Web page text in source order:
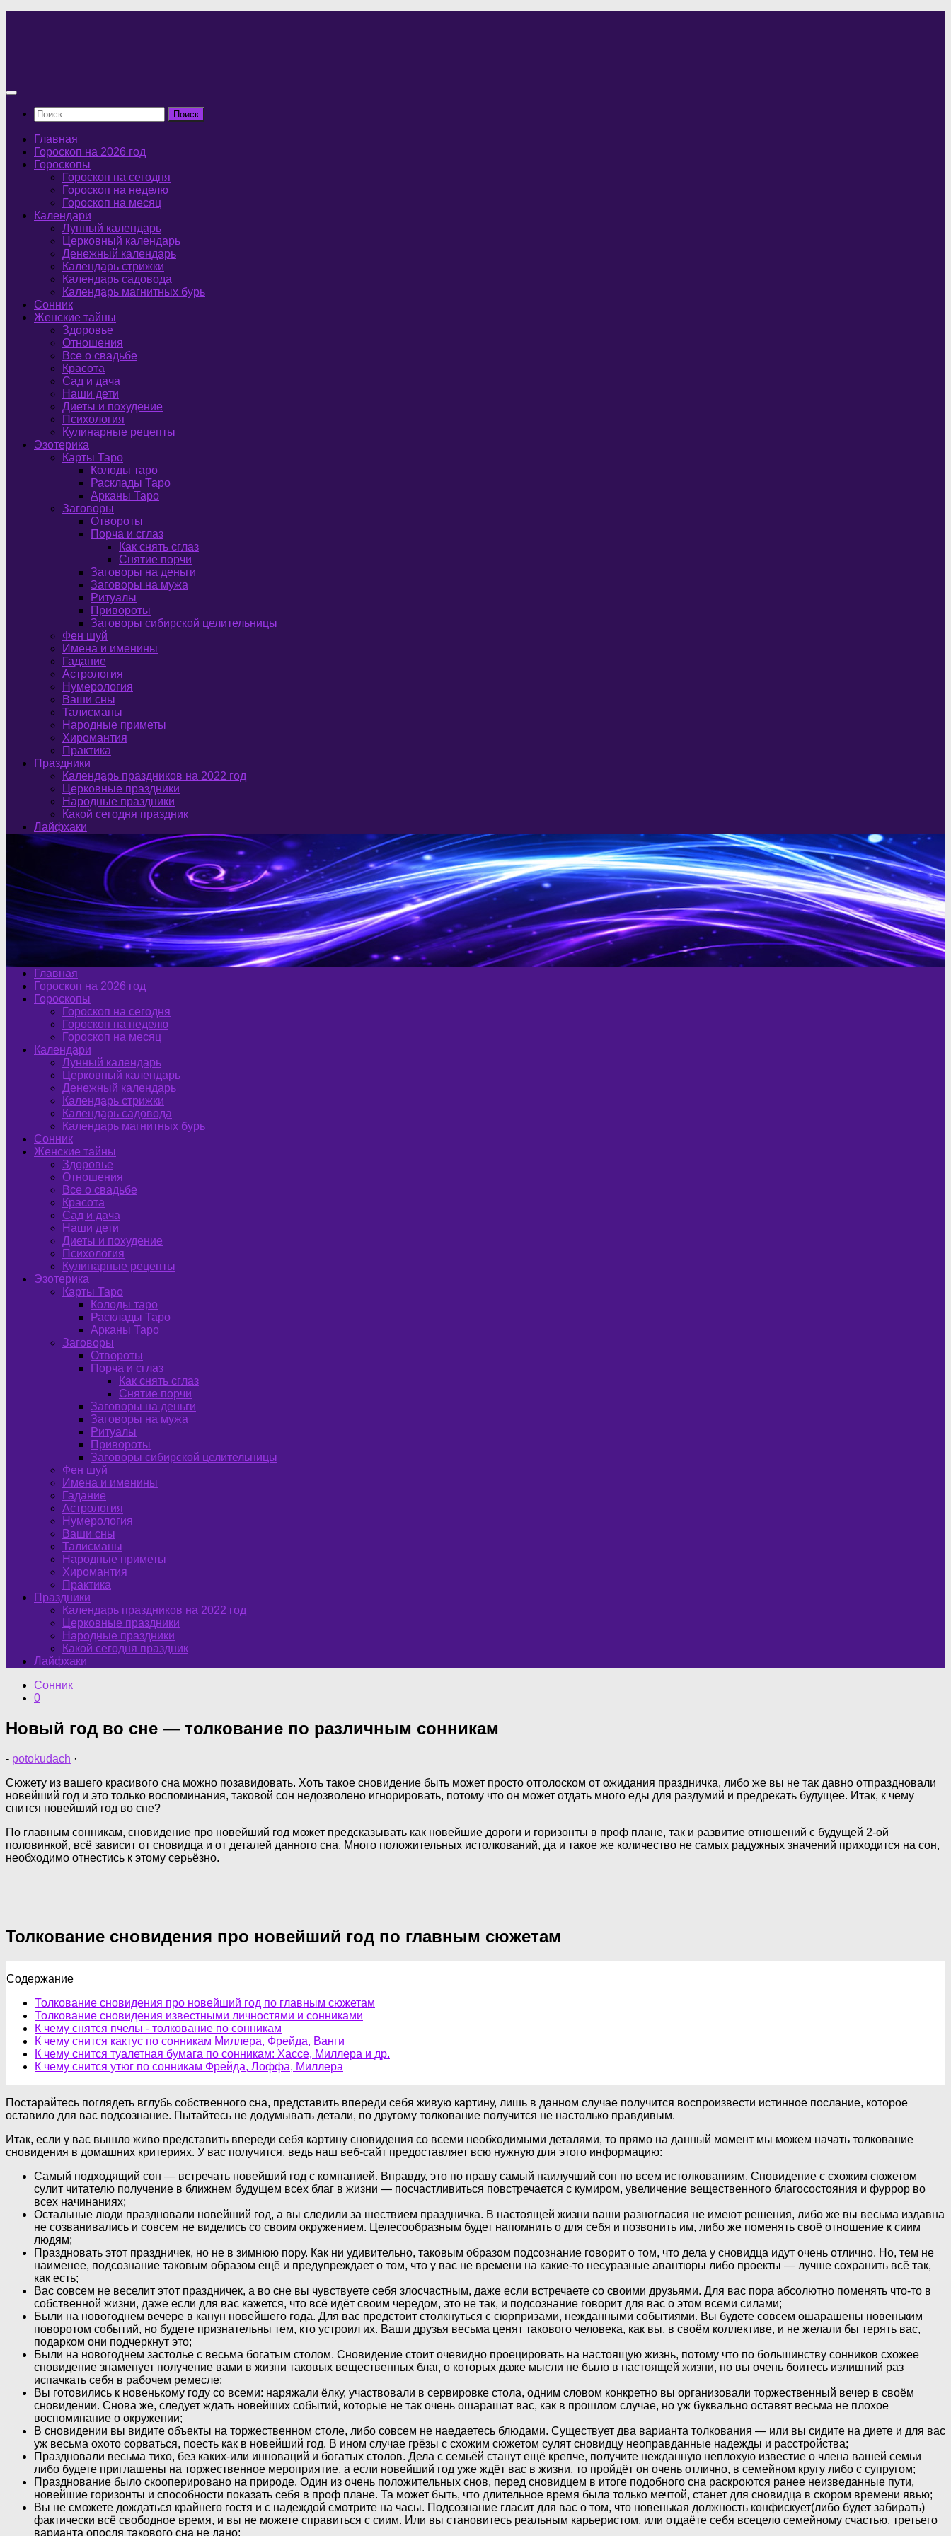
Найти:
Главная
Гороскоп на 2026 год
Гороскопы
Гороскоп на сегодня
Гороскоп на неделю
Гороскоп на месяц
Календари
Лунный календарь
Церковный календарь
Денежный календарь
Календарь стрижки
Календарь садовода
Календарь магнитных бурь
Сонник
Женские тайны
Здоровье
Отношения
Все о свадьбе
Красота
Сад и дача
Наши дети
Диеты и похудение
Психология
Кулинарные рецепты
Эзотерика
Карты Таро
Колоды таро
Расклады Таро
Арканы Таро
Заговоры
Отвороты
Порча и сглаз
Как снять сглаз
Снятие порчи
Заговоры на деньги
Заговоры на мужа
Ритуалы
Привороты
Заговоры сибирской целительницы
Фен шуй
Имена и именины
Гадание
Астрология
Нумерология
Ваши сны
Талисманы
Народные приметы
Хиромантия
Практика
Праздники
Календарь праздников на 2022 год
Церковные праздники
Народные праздники
Какой сегодня праздник
Лайфхаки
Главная
Гороскоп на 2026 год
Гороскопы
Гороскоп на сегодня
Гороскоп на неделю
Гороскоп на месяц
Календари
Лунный календарь
Церковный календарь
Денежный календарь
Календарь стрижки
Календарь садовода
Календарь магнитных бурь
Сонник
Женские тайны
Здоровье
Отношения
Все о свадьбе
Красота
Сад и дача
Наши дети
Диеты и похудение
Психология
Кулинарные рецепты
Эзотерика
Карты Таро
Колоды таро
Расклады Таро
Арканы Таро
Заговоры
Отвороты
Порча и сглаз
Как снять сглаз
Снятие порчи
Заговоры на деньги
Заговоры на мужа
Ритуалы
Привороты
Заговоры сибирской целительницы
Фен шуй
Имена и именины
Гадание
Астрология
Нумерология
Ваши сны
Талисманы
Народные приметы
Хиромантия
Практика
Праздники
Календарь праздников на 2022 год
Церковные праздники
Народные праздники
Какой сегодня праздник
Лайфхаки
Сонник
0
Новый год во сне — толкование по различным сонникам
- potokudach ·
Сюжету из вашего красивого сна можно позавидовать. Хоть такое сновидение быть может просто отголоском от ожидания праздничка, либо же вы не так давно отпраздновали
новейший год и это только воспоминания, таковой сон недозволено игнорировать, потому что он может отдать много еды для раздумий и предрекать будущее. Итак, к чему
снится новейший год во сне?
По главным сонникам, сновидение про новейший год может предсказывать как новейшие дороги и горизонты в проф плане, так и развитие отношений с будущей 2-ой
половинкой, всё зависит от сновидца и от деталей данного сна. Много положительных истолкований, да и такое же количество не самых радужных значений приходится на сон,
необходимо отнестись к этому серьёзно.
Толкование сновидения про новейший год по главным сюжетам
Содержание
Толкование сновидения про новейший год по главным сюжетам
Толкование сновидения известными личностями и сонниками
К чему снятся пчелы - толкование по сонникам
К чему снится кактус по сонникам Миллера, Фрейда, Ванги
К чему снится туалетная бумага по сонникам: Хассе, Миллера и др.
К чему снится утюг по сонникам Фрейда, Лоффа, Миллера
Постарайтесь поглядеть вглубь собственного сна, представить впереди себя живую картину, лишь в данном случае получится воспроизвести истинное послание, которое
оставило для вас подсознание. Пытайтесь не додумывать детали, по другому толкование получится не настолько правдивым.
Итак, если у вас вышло живо представить впереди себя картину сновидения со всеми необходимыми деталями, то прямо на данный момент мы можем начать толкование
сновидения в домашних критериях. У вас получится, ведь наш веб-сайт предоставляет всю нужную для этого информацию:
Самый подходящий сон — встречать новейший год с компанией. Вправду, это по праву самый наилучший сон по всем истолкованиям. Сновидение с схожим сюжетом
сулит читателю получение в ближнем будущем всех благ в жизни — посчастливиться повстречается с кумиром, увеличение вещественного благосостояния и фуррор во
всех начинаниях;
Остальные люди праздновали новейший год, а вы следили за шествием праздничка. В настоящей жизни ваши разногласия не имеют решения, либо же вы весьма издавна
не созванивались и совсем не виделись со своим окружением. Целесообразным будет напомнить о для себя и позвонить им, либо же поменять своё отношение к сиим
людям;
Праздновать этот праздничек, но не в зимнюю пору. Как ни удивительно, таковым образом подсознание говорит о том, что дела у сновидца идут очень отлично. Но, тем не
наименее, подсознание таковым образом ещё и предупреждает о том, что у вас не времени на какие-то несуразные авантюры либо проекты — лучше сохранить всё так,
как есть;
Вас совсем не веселит этот праздничек, а во сне вы чувствуете себя злосчастным, даже если встречаете со своими друзьями. Для вас пора абсолютно поменять что-то в
собственной жизни, даже если для вас кажется, что всё идёт своим чередом, это не так, и подсознание говорит для вас о этом всеми силами;
Были на новогоднем вечере в канун новейшего года. Для вас предстоит столкнуться с сюрпризами, нежданными событиями. Вы будете совсем ошарашены новеньким
поворотом событий, но будете признательны тем, кто устроил их. Ваши друзья весьма ценят такового человека, как вы, в своём коллективе, и не желали бы терять вас,
подарком они подчеркнут это;
Были на новогоднем застолье с весьма богатым столом. Сновидение стоит очевидно проецировать на настоящую жизнь, потому что по большинству сонников схожее
сновидение знаменует получение вами в жизни таковых вещественных благ, о которых даже мысли не было в настоящей жизни, но вы очень боитесь излишний раз
испачкать себя в рабочем ремесле;
Вы готовились к новенькому году со всеми: наряжали ёлку, участвовали в сервировке стола, одним словом конкретно вы организовали торжественный вечер в своём
сновидении. Снова же, следует ждать новейших событий, которые не так очень ошарашат вас, как в прошлом случае, но уж буквально оставят весьма не плохое
воспоминание о окружении;
В сновидении вы видите объекты на торжественном столе, либо совсем не наедаетесь блюдами. Существует два варианта толкования — или вы сидите на диете и для вас
уж весьма охото сорваться, поесть как в новейший год. В ином случае грёзы с схожим сюжетом сулят сновидцу неоправданные надежды и расстройства;
Праздновали весьма тихо, без каких-или инноваций и богатых столов. Дела с семьёй станут ещё крепче, получите нежданную неплохую известие о члена вашей семьи
либо будете приглашены на торжественное мероприятие, а если новейший год уже ждёт вас в жизни, то пройдёт он очень отлично, в семейном кругу либо с супругом;
Празднование было скооперировано на природе. Один из очень положительных снов, перед сновидцем в итоге подобного сна раскроются ранее неизведанные пути,
новейшие горизонты и способности показать себя в проф плане. Та может быть, что длительное время была только мечтой, станет для сновидца в скором времени явью;
Вы не сможете дождаться крайнего гостя и с надеждой смотрите на часы. Подсознание гласит для вас о том, что новенькая должность конфискует(либо будет забирать)
фактически всё свободное время, и вы не можете справиться с сиим. Или вы становитесь реальным карьеристом, или отдаёте себя всецело семейному счастью, третьего
варианта опосля такового сна не дано;